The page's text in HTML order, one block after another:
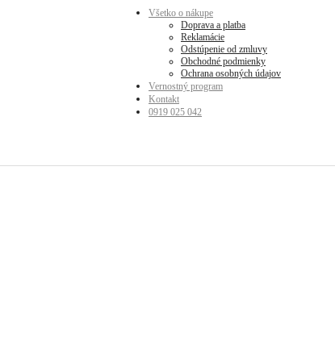
Všetko o nákupe
Doprava a platba
Reklamácie
Odstúpenie od zmluvy
Obchodné podmienky
Ochrana osobných údajov
Vernostný program
Kontakt
0919 025 042